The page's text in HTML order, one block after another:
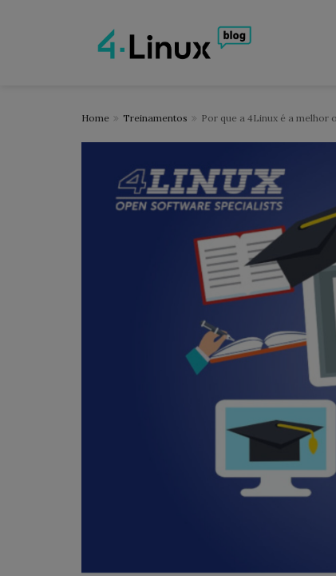
Home Treinamentos Por que a 4Linux é a melhor